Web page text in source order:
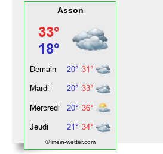
Asson
© mein-wetter.com